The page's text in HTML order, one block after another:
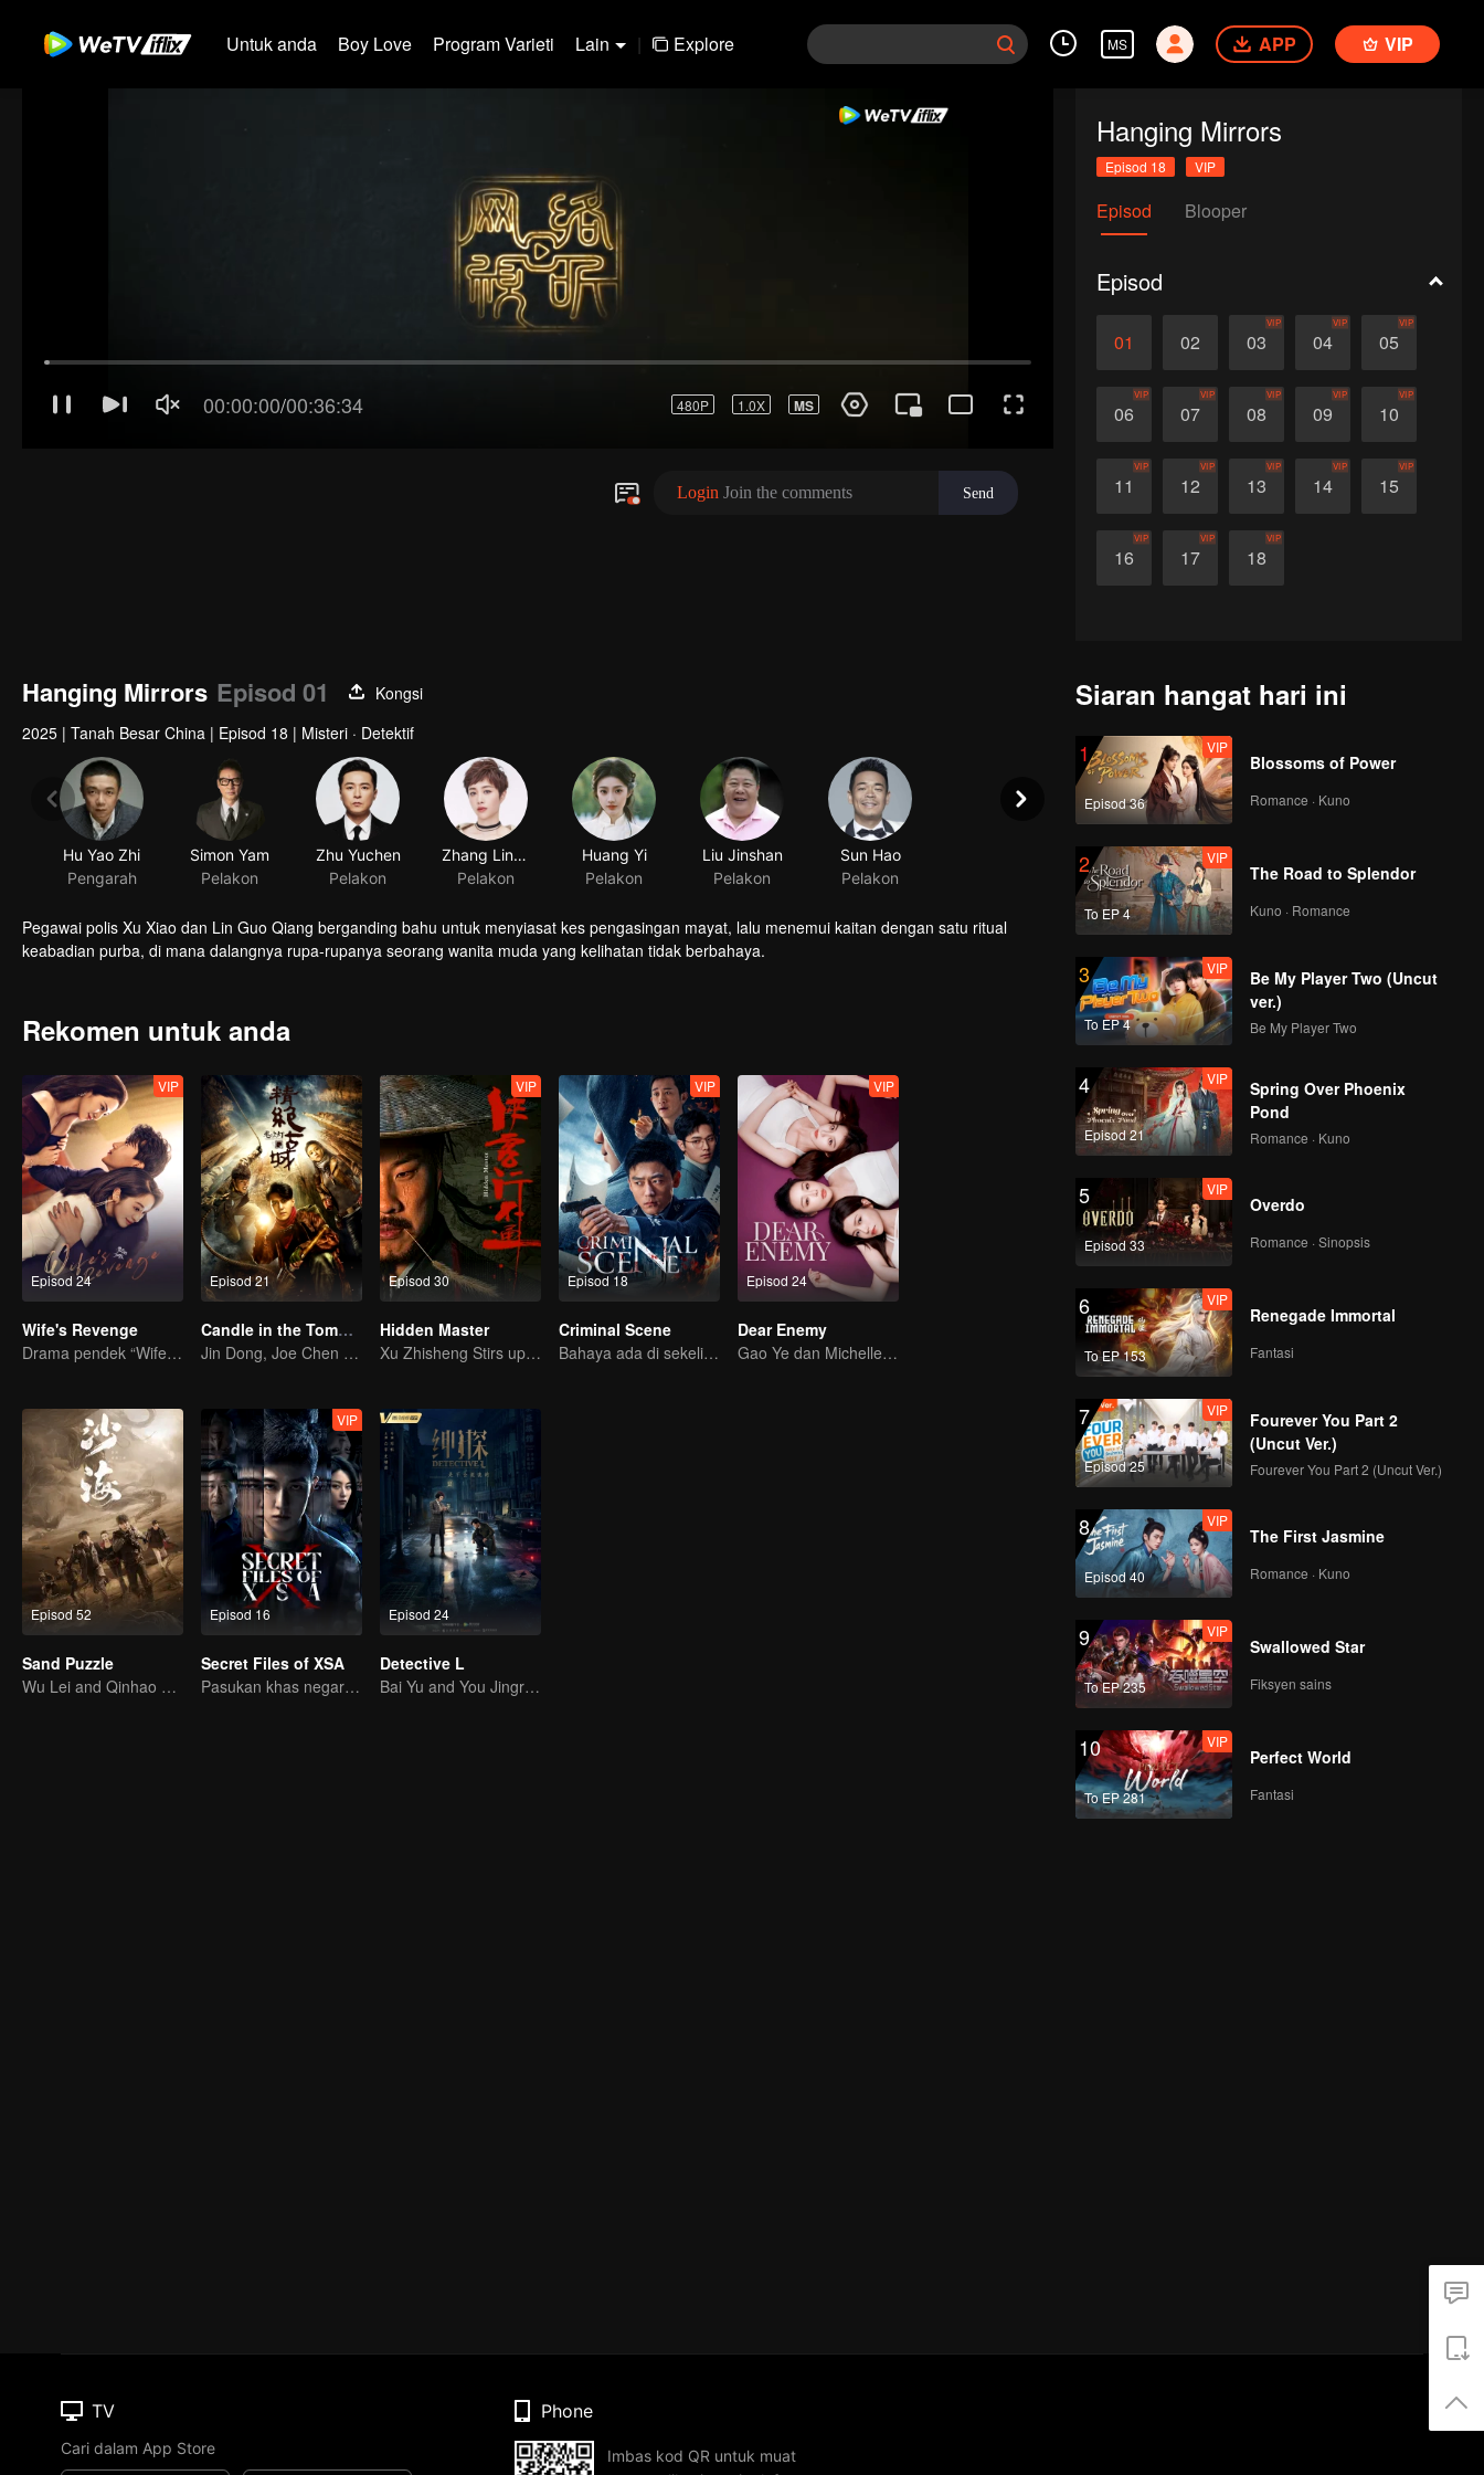
Untuk anda Boy Love Program Varieti Lain | Explore MS APP VIP
Hanging Mirrors
Episod 18 VIP
Episod Blooper
Episod
01 02 03
VIP
04
VIP
05
VIP
06
VIP
07
VIP
08
VIP
09
VIP
10
VIP
11
VIP
12
VIP
13
VIP
14
VIP
15
VIP
16
VIP
17
VIP
18
VIP
Hanging Mirrors Episod 01
Kongsi
2025 | Tanah Besar China | Episod 18 | Misteri · Detektif
Hu Yao Zhi
Pengarah
Simon Yam
Pelakon
Pegawai polis Xu Xiao dan Lin Guo Qiang berganding bahu untuk menyiasat kes pengasingan mayat, lalu menemui kaitan dengan satu ritual
keabadian purba, di mana dalangnya rupa-rupanya seorang wanita muda yang kelihatan tidak berbahaya.
Rekomen untuk anda
Episod 24
VIP
Wife's Revenge
Drama pendek “Wife's Revenge”
Episod 21
Candle in the Tomb: the Ancient City of Jingjue
Jin Dong, Joe Chen unlock an adventure in the tomb
Episod 30
VIP
Hidden Master
Xu Zhisheng Stirs up a Hilarious Storm in the Martial World
Episod 18
VIP
Criminal Scene
Bahaya ada di sekeliling anda
Episod 24
VIP
Dear Enemy
Gao Ye dan Michelle Chen membalas dendam sebagai sahabat sejati.
Episod 52
Sand Puzzle
Wu Lei and Qinhao opens their adventure tour.
Episod 16
VIP
Secret Files of XSA
Pasukan khas negara tumpaskan komplot pengintipan
Episod 24
Detective L
Bai Yu and You Jingru Became the super detective
Siaran hangat hari ini
1
Episod 36
VIP
Blossoms of Power
Romance · Kuno
2
To EP 4
VIP
The Road to Splendor
Kuno · Romance
3
To EP 4
VIP
Be My Player Two (Uncut
ver.)
Be My Player Two
4
Episod 21
VIP
Spring Over Phoenix
Pond
Romance · Kuno
5
Episod 33
VIP
Overdo
Romance · Sinopsis
6
To EP 153
VIP
Renegade Immortal
Fantasi
7
Episod 25
VIP
Fourever You Part 2
(Uncut Ver.)
Fourever You Part 2 (Uncut Ver.)
8
Episod 40
VIP
The First Jasmine
Romance · Kuno
9
To EP 235
VIP
Swallowed Star
Fiksyen sains
10
To EP 281
VIP
Perfect World
Fantasi
TV
Cari dalam App Store
Phone
Imbas kod QR untuk muat